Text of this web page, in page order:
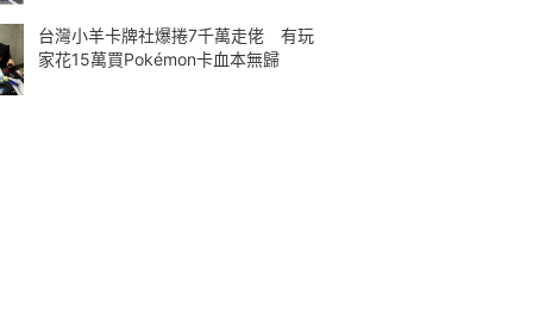
台灣小羊卡牌社爆捲7千萬走佬 有玩
家花15萬買Pokémon卡血本無歸